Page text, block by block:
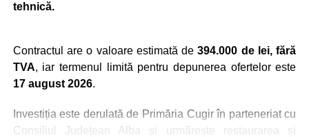
Facebook
tehnică.
Contractul are o valoare estimată de394.000 de lei, fără
TVA, iar termenul limită pentru depunerea ofertelor este
17 august 2026.
Investiția este derulată de Primăria Cugir în parteneriat cu
Consiliul Județean Alba și urmărește restaurarea și